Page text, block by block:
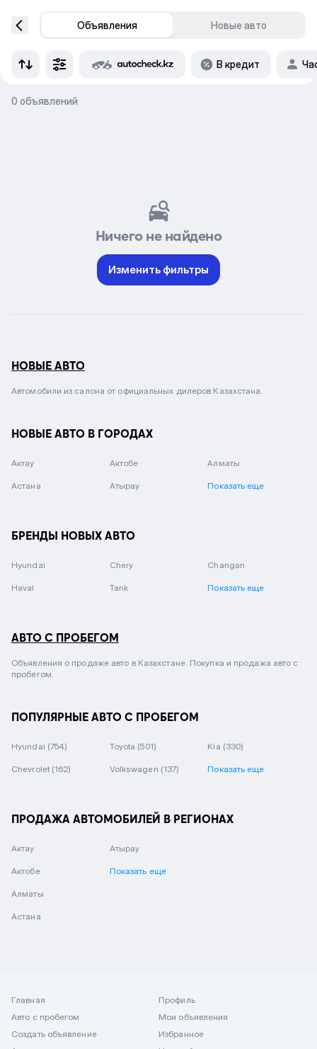
Объявления Новые авто
В кредит
0 объявлений
Ничего не найдено
Изменить фильтры
НОВЫЕ АВТО
Автомобили из салона от официальных дилеров Казахстана.
НОВЫЕ АВТО В ГОРОДАХ
Актау Актобе Алматы
Астана Атырау Показать еще
БРЕНДЫ НОВЫХ АВТО
Hyundai Chery Changan
Haval Tank Показать еще
АВТО С ПРОБЕГОМ
Объявления о продаже авто в Казахстане. Покупка и продажа авто с
пробегом.
ПОПУЛЯРНЫЕ АВТО С ПРОБЕГОМ
Hyundai (754) Toyota (501) Kia (330)
Chevrolet (162) Volkswagen (137) Показать еще
ПРОДАЖА АВТОМОБИЛЕЙ В РЕГИОНАХ
Актау
Актобе
Алматы
Астана
Атырау
Показать еще
Главная
Авто с пробегом
Создать объявление
Профиль
Мои объявления
Избранное